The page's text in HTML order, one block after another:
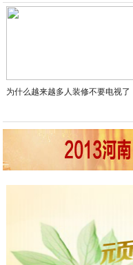
为什么越来越多人装修不要电视了